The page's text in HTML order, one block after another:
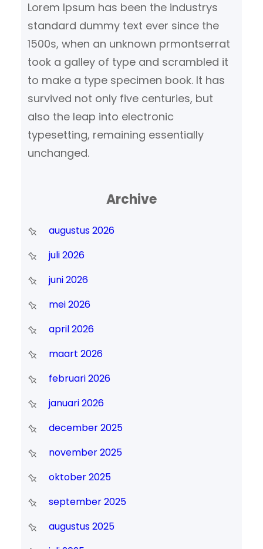
Lorem Ipsum has been the industrys
standard dummy text ever since the
1500s, when an unknown prmontserrat
took a galley of type and scrambled it
to make a type specimen book. It has
survived not only five centuries, but
also the leap into electronic
typesetting, remaining essentially
unchanged.
Archive
augustus 2026
juli 2026
juni 2026
mei 2026
april 2026
maart 2026
februari 2026
januari 2026
december 2025
november 2025
oktober 2025
september 2025
augustus 2025